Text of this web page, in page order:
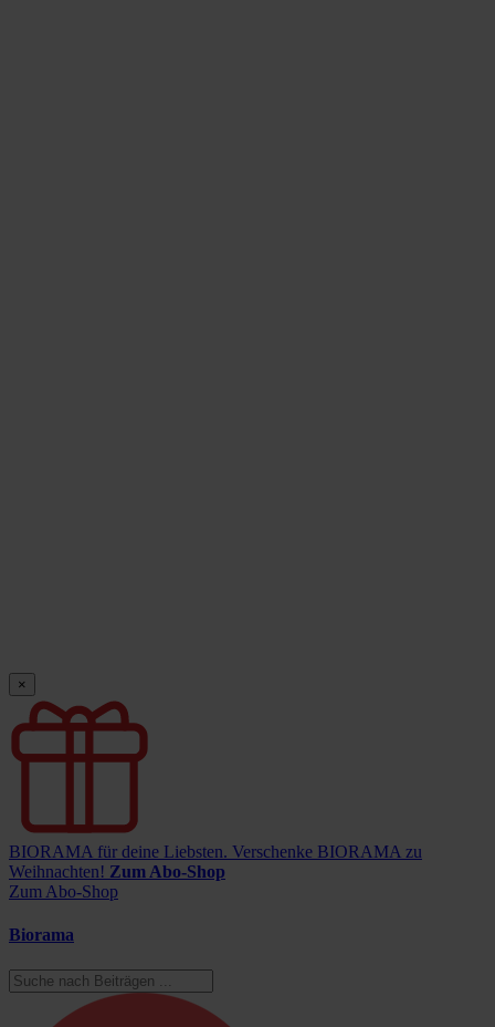
×
BIORAMA für deine Liebsten. Verschenke BIORAMA zu
Weihnachten! Zum Abo-Shop
Zum Abo-Shop
Biorama